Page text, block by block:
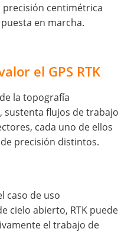
centimétrica
en marcha.
el GPS RTK
la topografía
sustenta flujos de trabajo
cada uno de ellos
precisión distintos.
caso de uso
cielo abierto, RTK puede
el trabajo de